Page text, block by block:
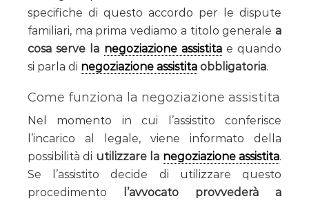
specifiche di questo accordo per le dispute
familiari, ma prima vediamo a titolo generale a
cosa serve la negoziazione assistitae quando
si parla di negoziazione assistita obbligatoria.
Come funziona la negoziazione assistita
Nel momento in cui l’assistito conferisce
l’incarico al legale, viene informato della
possibilità di utilizzare la negoziazione assistita.
Se l’assistito decide di utilizzare questo
procedimento
l’avvocato provvederà a